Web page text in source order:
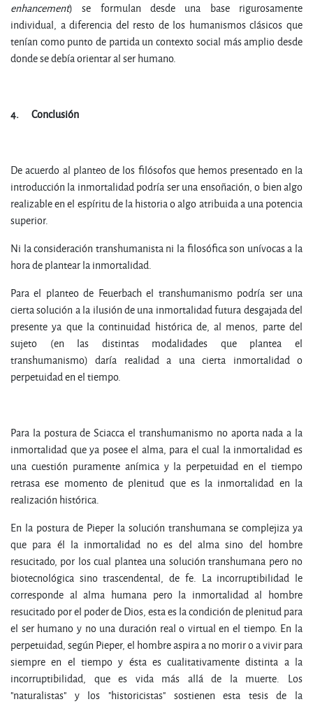
enhancement) se formulan desde una base rigurosamente
individual, a diferencia del resto de los humanismos clásicos que
tenían como punto de partida un contexto social más amplio desde
donde se debía orientar al ser humano.
4. Conclusión
De acuerdo al planteo de los filósofos que hemos presentado en la
introducción la inmortalidad podría ser una ensoñación, o bien algo
realizable en el espíritu de la historia o algo atribuida a una potencia
superior.
Ni la consideración transhumanista ni la filosófica son unívocas a la
hora de plantear la inmortalidad.
Para el planteo de Feuerbach el transhumanismo podría ser una
cierta solución a la ilusión de una inmortalidad futura desgajada del
presente ya que la continuidad histórica de, al menos, parte del
sujeto (en las distintas modalidades que plantea el
transhumanismo) daría realidad a una cierta inmortalidad o
perpetuidad en el tiempo.
Para la postura de Sciacca el transhumanismo no aporta nada a la
inmortalidad que ya posee el alma, para el cual la inmortalidad es
una cuestión puramente anímica y la perpetuidad en el tiempo
retrasa ese momento de plenitud que es la inmortalidad en la
realización histórica.
En la postura de Pieper la solución transhumana se complejiza ya
que para él la inmortalidad no es del alma sino del hombre
resucitado, por los cual plantea una solución transhumana pero no
biotecnológica sino trascendental, de fe. La incorruptibilidad le
corresponde al alma humana pero la inmortalidad al hombre
resucitado por el poder de Dios, esta es la condición de plenitud para
el ser humano y no una duración real o virtual en el tiempo. En la
perpetuidad, según Pieper, el hombre aspira a no morir o a vivir para
siempre en el tiempo y ésta es cualitativamente distinta a la
incorruptibilidad, que es vida más allá de la muerte. Los
"naturalistas" y los "historicistas" sostienen esta tesis de la